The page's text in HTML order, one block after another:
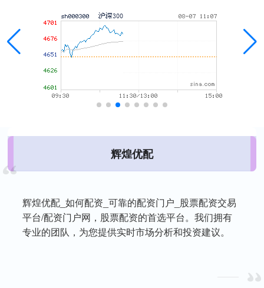
辉煌优配
辉煌优配_如何配资_可靠的配资门户_股票配资交易
平台/配资门户网，股票配资的首选平台。我们拥有
专业的团队，为您提供实时市场分析和投资建议。